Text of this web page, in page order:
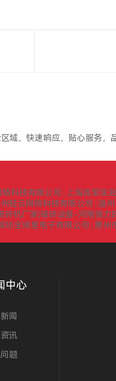
域，快速响应，贴心服务，
络科技有限公司 上海言军实
轻云网络科技有限公司 温
机厂家|破碎设备-河南强力
圳全球星电子有限公司 惠州
中心
闻
讯
题